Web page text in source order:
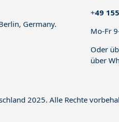
Germany.
+49
Mo-Fr
Oder
über
2025. Alle Rechte